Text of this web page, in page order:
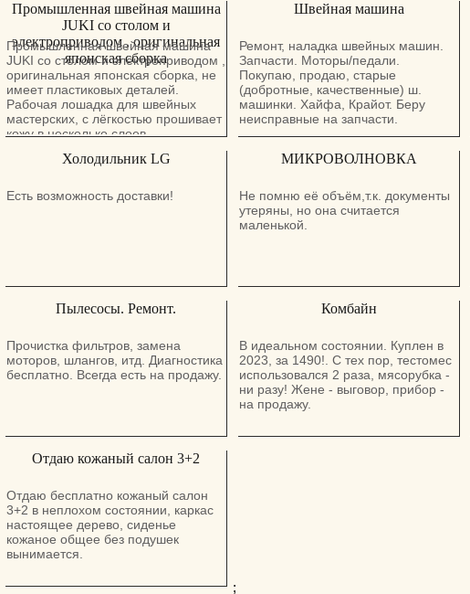
Промышленная швейная машина
JUKI со столом и
электроприводом , оригинальная
японская сборка
Промышленная швейная машина
JUKI со столом и электроприводом ,
оригинальная японская сборка, не
имеет пластиковых деталей.
Рабочая лошадка для швейных
мастерских, с лёгкостью прошивает
кожу в несколько слоев,
лет в одних руках в домашних
готова к любым испытаниям. Есть
возможность дешёвой доставки в
Швейная машина
Ремонт, наладка швейных машин.
Запчасти. Моторы/педали.
Покупаю, продаю, старые
(добротные, качественные) ш.
машинки. Хайфа, Крайот. Беру
неисправные на запчасти.
Холодильник LG
Есть возможность доставки!
МИКРОВОЛНОВКА
Не помню её объём,т.к. документы
утеряны, но она считается
маленькой.
Пылесосы. Ремонт.
Прочистка фильтров, замена
моторов, шлангов, итд. Диагностика
бесплатно. Всегда есть на продажу.
Комбайн
В идеальном состоянии. Куплен в
2023, за 1490!. С тех пор, тестомес
использовался 2 раза, мясорубка -
ни разу! Жене - выговор, прибор -
на продажу.
Отдаю кожаный салон 3+2
Отдаю бесплатно кожаный салон
3+2 в неплохом состоянии, каркас
настоящее дерево, сиденье
кожаное общее без подушек
вынимается.
;